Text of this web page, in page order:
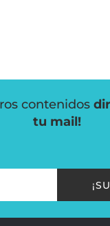
contenidos
tu mail!